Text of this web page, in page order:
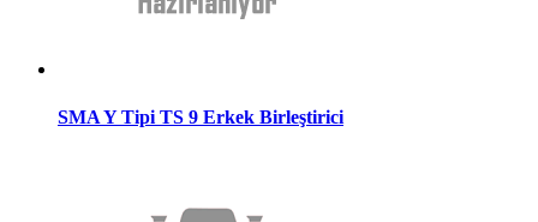
SMA Y Tipi TS 9 Erkek Birleştirici